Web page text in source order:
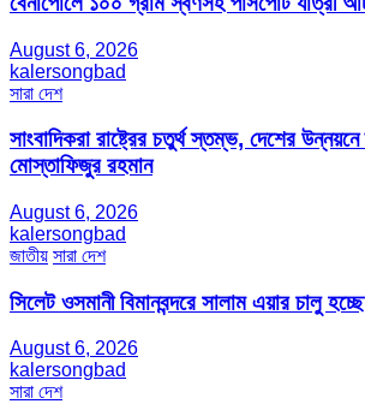
August 6, 2026
kalersongbad
সারা দেশ
সাংবাদিকরা রাষ্ট্রের চতুর্থ স্তম্ভ, দেশের
মোস্তাফিজুর রহমান
August 6, 2026
kalersongbad
জাতীয় সারা দেশ
সিলেট ওসমানী বিমানবন্দরে সালাম এয়ার চালু
August 6, 2026
kalersongbad
সারা দেশ